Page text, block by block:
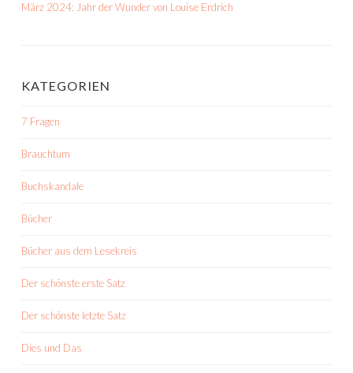
März 2024: Jahr der Wunder von Louise Erdrich
KATEGORIEN
7 Fragen
Brauchtum
Buchskandale
Bücher
Bücher aus dem Lesekreis
Der schönste erste Satz
Der schönste letzte Satz
Dies und Das